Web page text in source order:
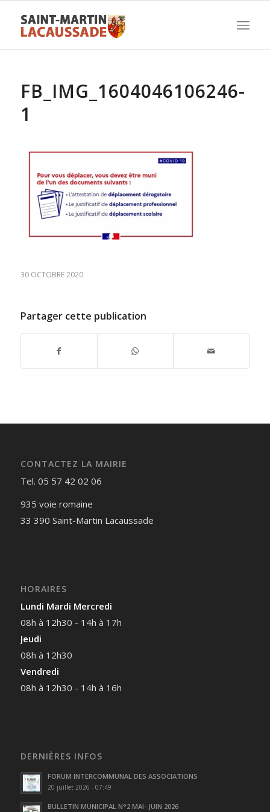
FB_IMG_1604046106246-
1
30 OCTOBRE 2020
Partager cette publication
CONTACTEZ LA MAIRIE
Tel. 05 57 42 02 06
935 voie romaine
33 390 Saint-Martin Lacaussade
HORAIRES
Lundi Mardi Mercredi
08h à 12h30 - 14h à 17h
Jeudi
08h à 12h30
Vendredi
08h à 12h30 - 14h à 16h
DERNIÈRES INFOS
FORUM INTERCOMMUNAL DES ASSOCIATIONS
20 juillet 2026 - 07:49
BULLETIN MUNICIPAL N°2 MAI- JUIN 2026